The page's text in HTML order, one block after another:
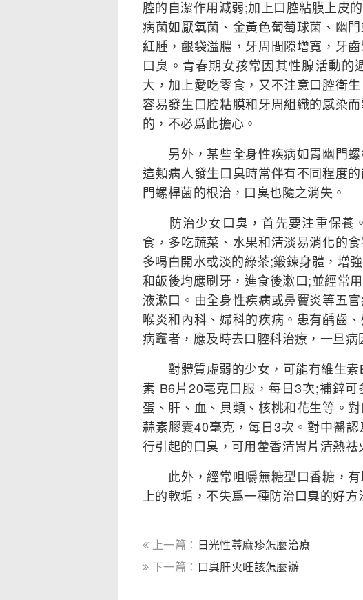
腔的自潔作用減弱;加上口腔粘膜上皮
病菌如厭氧菌、金黃色葡萄球菌、幽
紅腫，齦袋溢膿，牙周間隙增寬，牙
口臭。青春期女孩常因其性腺活動的
大，加上愛吃零食，又不注意口腔衛
容易發生口腔粘膜和牙周組織的感染
的，不必爲此擔心。
另外，某些全身性疾病如胃幽門螺
這類病人發生口臭時常伴有不同程度
門螺桿菌的根治，口臭也隨之消失。
防治少女口臭，首先要注重保養
食，多吃蔬菜、水果和清淡易消化的
多喝白開水或淡的綠茶;鍛鍊身體，增
和飯後均應刷牙，進食後漱口;並經常
液漱口。由全身性疾病或鼻竇炎等五
喉炎和內科、婦科的疾病。患有齲齒
病竈者，應及時去口腔科治療，一旦病
對體質虛弱的少女，可能有維生素
素 B6片20毫克口服，每日3次;補鋅
蛋、肝、血、貝類、核桃和花生等。
蒜素膠囊40毫克，每日3次。對中醫
行引起的口臭，可用藿香清胃片清熱祛
此外，經常咀嚼無糖型口香糖，有
上的軟垢，不失爲一種防治口臭的好方
上一篇： 日光性蕁麻疹怎麼治療
下一篇： 口臭肝火旺該怎麼辦